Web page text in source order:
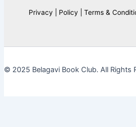
Privacy | Policy | Terms &
© 2025 Belagavi Book Club. All Rights